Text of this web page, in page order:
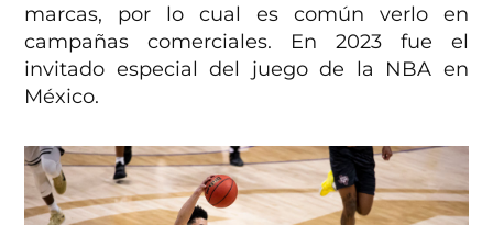
marcas, por lo cual es común verlo en
campañas comerciales. En 2023 fue el
invitado especial del juego de la NBA en
México.